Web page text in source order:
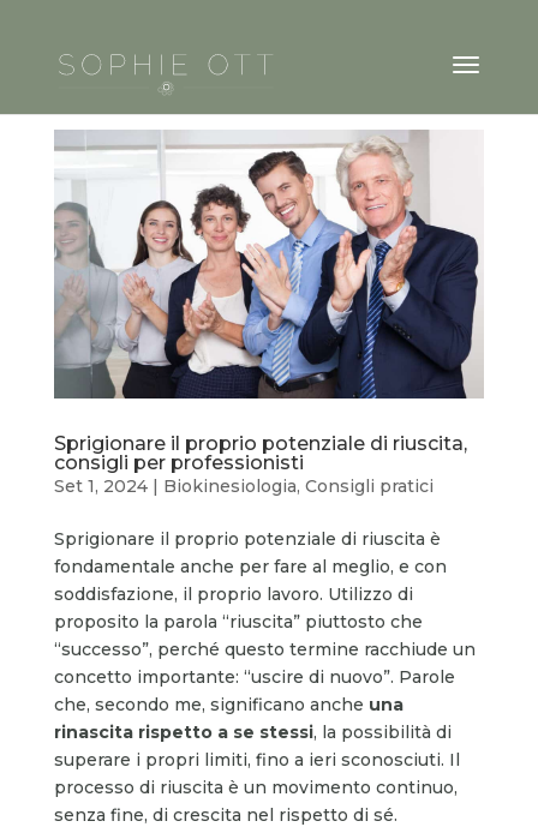
Sprigionare il proprio potenziale di riuscita,
consigli per professionisti
Set 1, 2024| Biokinesiologia, Consigli pratici
Sprigionare il proprio potenziale di riuscita è
fondamentale anche per fare al meglio, e con
soddisfazione, il proprio lavoro. Utilizzo di
proposito la parola “riuscita” piuttosto che
“successo”, perché questo termine racchiude un
concetto importante: “uscire di nuovo”. Parole
che, secondo me, significano anche una
rinascita rispetto a se stessi, la possibilità di
superare i propri limiti, fino a ieri sconosciuti. Il
processo di riuscita è un movimento continuo,
senza fine, di crescita nel rispetto di sé.